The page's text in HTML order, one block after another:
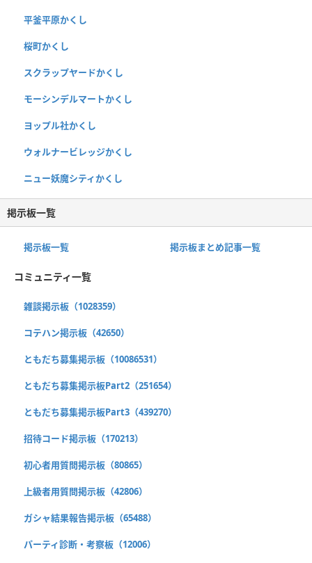
平釜平原かくし
桜町かくし
スクラップヤードかくし
モーシンデルマートかくし
ヨップル社かくし
ウォルナービレッジかくし
ニュー妖魔シティかくし
掲示板一覧
掲示板一覧 掲示板まとめ記事一覧
コミュニティ一覧
雑談掲示板（1028359）
コテハン掲示板（42650）
ともだち募集掲示板（10086531）
ともだち募集掲示板Part2（251654）
ともだち募集掲示板Part3（439270）
招待コード掲示板（170213）
初心者用質問掲示板（80865）
上級者用質問掲示板（42806）
ガシャ結果報告掲示板（65488）
パーティ診断・考察板（12006）